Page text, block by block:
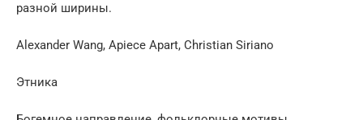
разной ширины.
Alexander Wang, Apiece Apart, Christian Siriano
Этника